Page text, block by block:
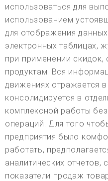
использоваться для
использованием
для отображения данных
электронных таблицах,
при применении
продуктам. Вся
движениях отражается в
консолидируется в
комплексной работы
операций. Для того
предприятия было
работать,
аналитических
показатели продаж